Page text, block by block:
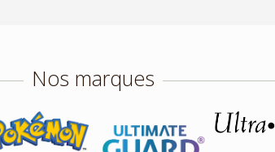
Nos marques